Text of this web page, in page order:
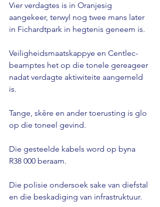
Vier verdagtes is in Oranjesig
aangekeer, terwyl nog twee mans later
in Fichardtpark in hegtenis geneem is.
Veiligheidsmaatskappye en Centlec-
beamptes het op die tonele gereageer
nadat verdagte aktiwiteite aangemeld
is.
Tange, skêre en ander toerusting is glo
op die toneel gevind.
Die gesteelde kabels word op byna
R38 000 beraam.
Die polisie ondersoek sake van diefstal
en die beskadiging van infrastruktuur.